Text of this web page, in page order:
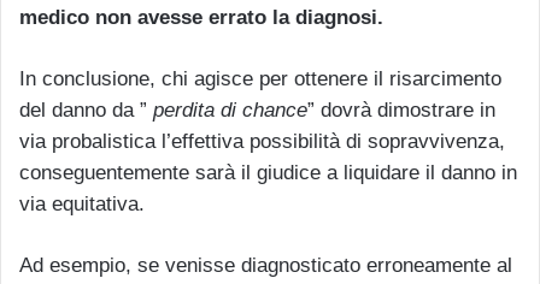
medico non avesse errato la diagnosi.
In conclusione, chi agisce per ottenere il risarcimento
del danno da ” perdita di chance” dovrà dimostrare in
via probalistica l’effettiva possibilità di sopravvivenza,
conseguentemente sarà il giudice a liquidare il danno in
via equitativa.
Ad esempio, se venisse diagnosticato erroneamente al